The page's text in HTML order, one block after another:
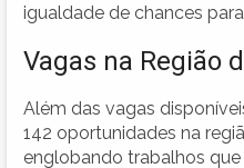
igualdade de chances
Vagas na Região
Além das vagas
142 oportunidades na
englobando trabalhos